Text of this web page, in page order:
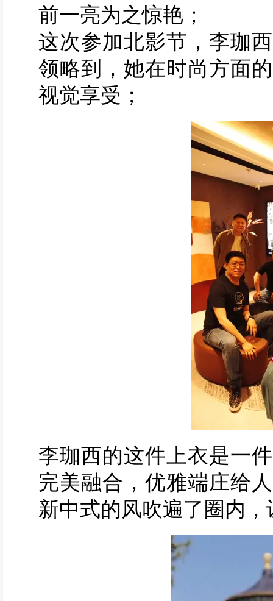
前一亮为之惊艳；
这次参加北影节，李珈
领略到，她在时尚方面
视觉享受；
李珈西的这件上衣是一
完美融合，优雅端庄给
新中式的风吹遍了圈内